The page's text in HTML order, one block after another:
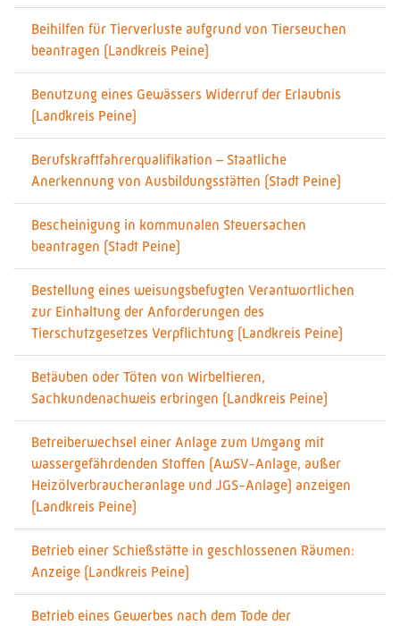
Beihilfen für Tierverluste aufgrund von Tierseuchen
beantragen (Landkreis Peine)
Benutzung eines Gewässers Widerruf der Erlaubnis
(Landkreis Peine)
Berufskraftfahrerqualifikation – Staatliche
Anerkennung von Ausbildungsstätten (Stadt Peine)
Bescheinigung in kommunalen Steuersachen
beantragen (Stadt Peine)
Bestellung eines weisungsbefugten Verantwortlichen
zur Einhaltung der Anforderungen des
Tierschutzgesetzes Verpflichtung (Landkreis Peine)
Betäuben oder Töten von Wirbeltieren,
Sachkundenachweis erbringen (Landkreis Peine)
Betreiberwechsel einer Anlage zum Umgang mit
wassergefährdenden Stoffen (AwSV-Anlage, außer
Heizölverbraucheranlage und JGS-Anlage) anzeigen
(Landkreis Peine)
Betrieb einer Schießstätte in geschlossenen Räumen:
Anzeige (Landkreis Peine)
Betrieb eines Gewerbes nach dem Tode der